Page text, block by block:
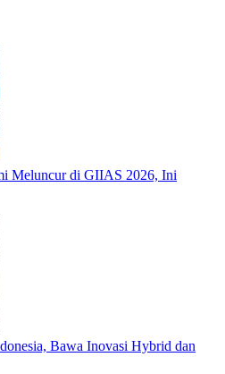
Meluncur di GIIAS 2026, Ini
Bawa Inovasi Hybrid dan